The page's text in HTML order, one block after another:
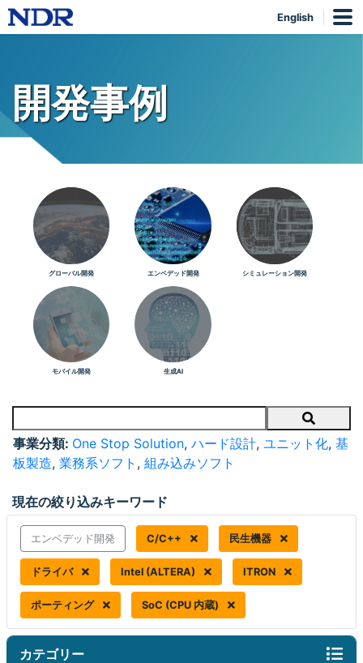
English
開発事例
グローバル開発 エンベデッド開発 シミュレーション開発
モバイル開発 生成AI
Search
事業分類: One Stop Solution, ハード設計, ユニット化, 基
板製造, 業務系ソフト , 組み込みソフト
現在の絞り込みキーワード
エンベデッド開発 C/C++ 民生機器
ドライバ Intel (ALTERA) ITRON
ポーティング SoC (CPU 内蔵)
カテゴリー